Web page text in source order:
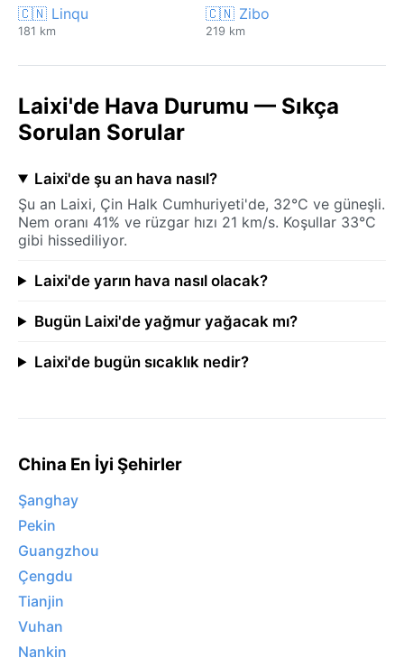
🇨🇳 Linqu
181 km
🇨🇳 Zibo
219 km
Laixi'de Hava Durumu — Sıkça
Sorulan Sorular
Laixi'de şu an hava nasıl?
Şu an Laixi, Çin Halk Cumhuriyeti'de, 32°C ve güneşli.
Nem oranı 41% ve rüzgar hızı 21 km/s. Koşullar 33°C
gibi hissediliyor.
Laixi'de yarın hava nasıl olacak?
Bugün Laixi'de yağmur yağacak mı?
Laixi'de bugün sıcaklık nedir?
China En İyi Şehirler
Şanghay
Pekin
Guangzhou
Çengdu
Tianjin
Vuhan
Nankin